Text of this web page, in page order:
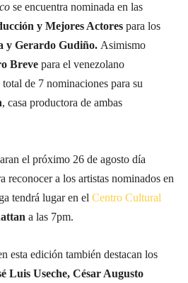
se encuentra nominada en las
y Mejores Actores para los
y Gerardo Gudiño. Asimismo
Breve para el venezolano
de 7 nominaciones para su
, casa productora de ambas
el próximo 26 de agosto día
reconocer a los artistas nominados en
tendrá lugar en el Centro Cultural
a las 7pm.
esta edición también destacan los
Luis Useche, César Augusto